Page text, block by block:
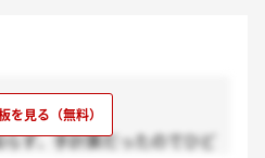
した。
ず、手計算だったのでひど